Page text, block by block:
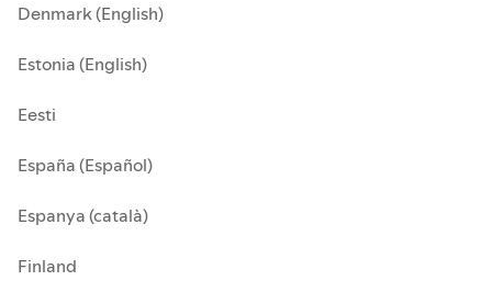
Denmark (English)
Estonia (English)
Eesti
España (Español)
Espanya (català)
Finland